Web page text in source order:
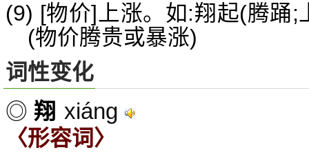
(9) [物价]上涨。如:翔起(腾踊
(物价腾贵或暴涨)
词性变化
◎ 翔 xiáng
〈形容词〉